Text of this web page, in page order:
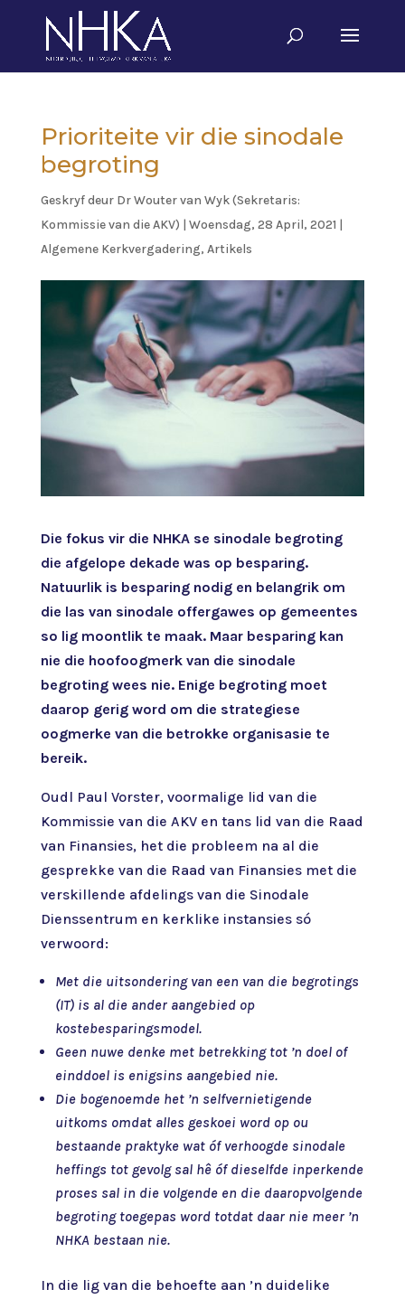
Prioriteite vir die sinodale
begroting
Geskryf deur Dr Wouter van Wyk (Sekretaris:
Kommissie van die AKV) | Woensdag, 28 April, 2021 |
Algemene Kerkvergadering, Artikels
Die fokus vir die NHKA se sinodale begroting
die afgelope dekade was op besparing.
Natuurlik is besparing nodig en belangrik om
die las van sinodale offergawes op gemeentes
so lig moontlik te maak. Maar besparing kan
nie die hoofoogmerk van die sinodale
begroting wees nie. Enige begroting moet
daarop gerig word om die strategiese
oogmerke van die betrokke organisasie te
bereik.
Oudl Paul Vorster, voormalige lid van die
Kommissie van die AKV en tans lid van die Raad
van Finansies, het die probleem na al die
gesprekke van die Raad van Finansies met die
verskillende afdelings van die Sinodale
Dienssentrum en kerklike instansies só
verwoord:
Met die uitsondering van een van die begrotings
(IT) is al die ander aangebied op
kostebesparingsmodel.
Geen nuwe denke met betrekking tot ’n doel of
einddoel is enigsins aangebied nie.
Die bogenoemde het ’n selfvernietigende
uitkoms omdat alles geskoei word op ou
bestaande praktyke wat óf verhoogde sinodale
heffings tot gevolg sal hê óf dieselfde inperkende
proses sal in die volgende en die daaropvolgende
begroting toegepas word totdat daar nie meer ’n
NHKA bestaan nie.
In die lig van die behoefte aan ’n duidelike